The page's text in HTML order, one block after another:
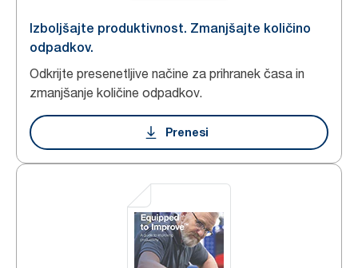
Izboljšajte produktivnost. Zmanjšajte količino
odpadkov.
Odkrijte presenetljive načine za prihranek časa in
zmanjšanje količine odpadkov.
Prenesi